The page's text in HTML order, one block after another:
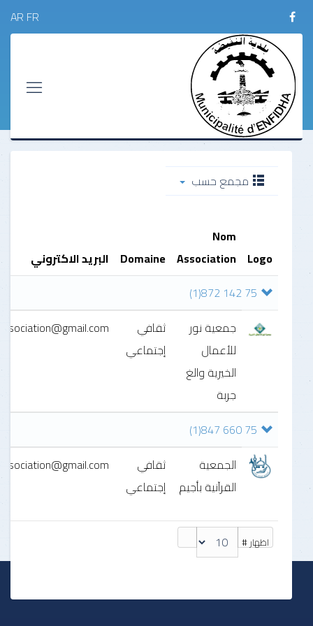
FR
AR
مجمع حسب
Logo
Nom
Association
Domaine البريد الاكتروني
اظهار #
(1)
جمعية نور
للأعمال
الخيرية والغ
جربة
ثقافي
إجتماعي
(1)
الجمعية
القرآنية بأجيم
ثقافي
إجتماعي